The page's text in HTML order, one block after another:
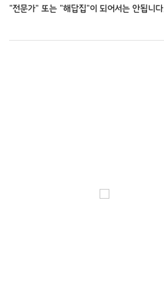
"전문가" 또는 "해답집"이 되어서는 안됩니다.